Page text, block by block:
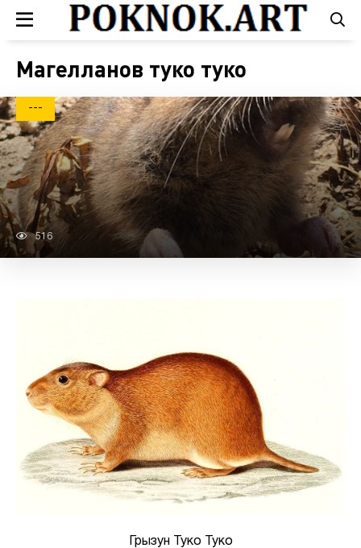
Магелланов туко туко
---
516
Грызун Туко Туко